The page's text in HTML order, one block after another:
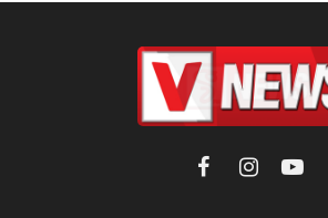
FacebookInstagram